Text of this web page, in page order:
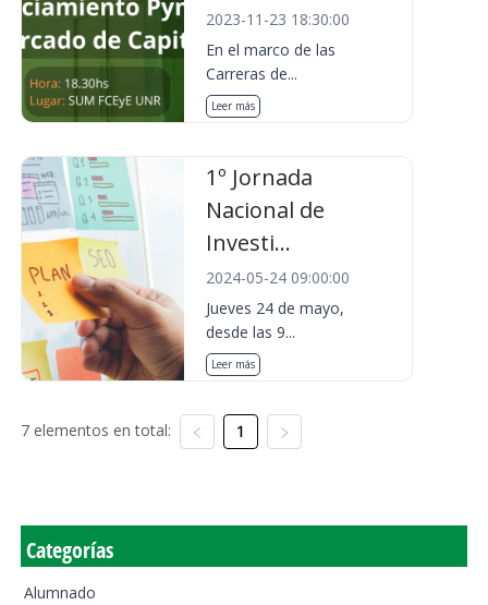
2023-11-23 18:30:00
En el marco de las
Carreras de...
Leer más
1º Jornada
Nacional de
Investi...
2024-05-24 09:00:00
Jueves 24 de mayo,
desde las 9...
Leer más
7 elementos en total: 1
Categorías
Alumnado